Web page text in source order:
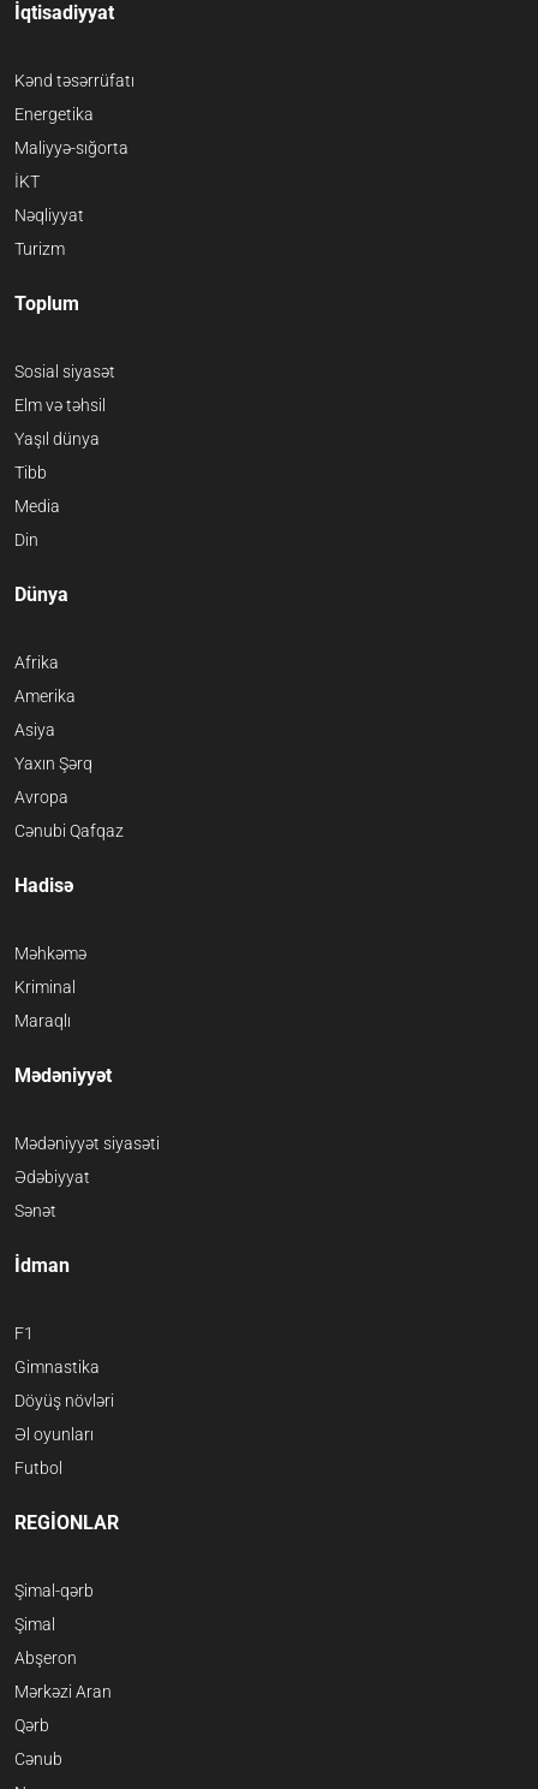
İqtisadiyyat
Kənd təsərrüfatı
Energetika
Maliyyə-sığorta
İKT
Nəqliyyat
Turizm
Toplum
Sosial siyasət
Elm və təhsil
Yaşıl dünya
Tibb
Media
Din
Dünya
Afrika
Amerika
Asiya
Yaxın Şərq
Avropa
Cənubi Qafqaz
Hadisə
Məhkəmə
Kriminal
Maraqlı
Mədəniyyət
Mədəniyyət siyasəti
Ədəbiyyat
Sənət
İdman
F1
Gimnastika
Döyüş növləri
Əl oyunları
Futbol
REGİONLAR
Şimal-qərb
Şimal
Abşeron
Mərkəzi Aran
Qərb
Cənub